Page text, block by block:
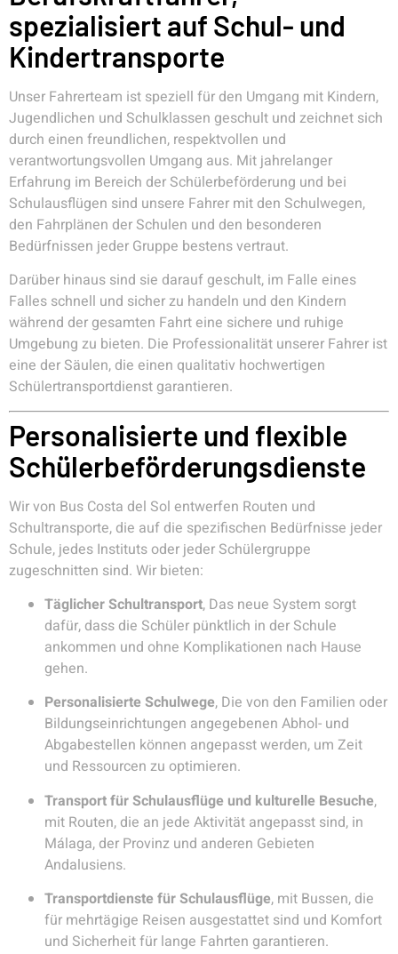
spezialisiert auf Schul- und
Kindertransporte
Unser Fahrerteam ist speziell für den Umgang mit Kindern,
Jugendlichen und Schulklassen geschult und zeichnet sich
durch einen freundlichen, respektvollen und
verantwortungsvollen Umgang aus. Mit jahrelanger
Erfahrung im Bereich der Schülerbeförderung und bei
Schulausflügen sind unsere Fahrer mit den Schulwegen,
den Fahrplänen der Schulen und den besonderen
Bedürfnissen jeder Gruppe bestens vertraut.
Darüber hinaus sind sie darauf geschult, im Falle eines
Falles schnell und sicher zu handeln und den Kindern
während der gesamten Fahrt eine sichere und ruhige
Umgebung zu bieten. Die Professionalität unserer Fahrer ist
eine der Säulen, die einen qualitativ hochwertigen
Schülertransportdienst garantieren.
Personalisierte und flexible
Schülerbeförderungsdienste
Wir von Bus Costa del Sol entwerfen Routen und
Schultransporte, die auf die spezifischen Bedürfnisse jeder
Schule, jedes Instituts oder jeder Schülergruppe
zugeschnitten sind. Wir bieten:
Täglicher Schultransport, Das neue System sorgt
dafür, dass die Schüler pünktlich in der Schule
ankommen und ohne Komplikationen nach Hause
gehen.
Personalisierte Schulwege, Die von den Familien oder
Bildungseinrichtungen angegebenen Abhol- und
Abgabestellen können angepasst werden, um Zeit
und Ressourcen zu optimieren.
Transport für Schulausflüge und kulturelle Besuche,
mit Routen, die an jede Aktivität angepasst sind, in
Málaga, der Provinz und anderen Gebieten
Andalusiens.
Transportdienste für Schulausflüge, mit Bussen, die
für mehrtägige Reisen ausgestattet sind und Komfort
und Sicherheit für lange Fahrten garantieren.